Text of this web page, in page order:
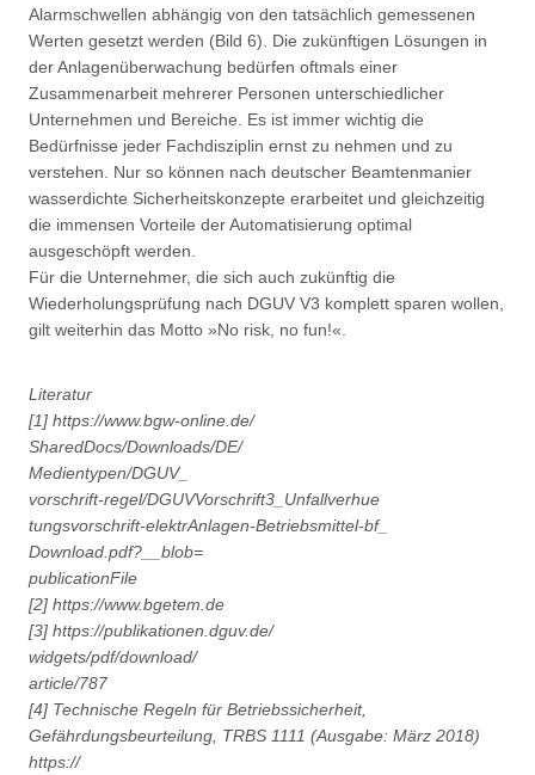
Alarmschwellen abhängig von den tatsächlich gemessenen
Werten gesetzt werden (Bild 6). Die zukünftigen Lösungen in
der Anlagenüberwachung bedürfen oftmals einer
Zusammenarbeit mehrerer Personen unterschiedlicher
Unternehmen und Bereiche. Es ist immer wichtig die
Bedürfnisse jeder Fachdisziplin ernst zu nehmen und zu
verstehen. Nur so können nach deutscher Beamtenmanier
wasserdichte Sicherheitskonzepte erarbeitet und gleichzeitig
die immensen Vorteile der Automatisierung optimal
ausgeschöpft werden.
Für die Unternehmer, die sich auch zukünftig die
Wiederholungsprüfung nach DGUV V3 komplett sparen wollen,
gilt weiterhin das Motto »No risk, no fun!«.
Literatur
[1] https://www.bgw-online.de/
SharedDocs/Downloads/DE/
Medientypen/DGUV_
vorschrift-regel/DGUVVorschrift3_Unfallverhue
tungsvorschrift-elektrAnlagen-Betriebsmittel-bf_
Download.pdf?__blob=
publicationFile
[2] https://www.bgetem.de
[3] https://publikationen.dguv.de/
widgets/pdf/download/
article/787
[4] Technische Regeln für Betriebssicherheit,
Gefährdungsbeurteilung, TRBS 1111 (Ausgabe: März 2018)
https://